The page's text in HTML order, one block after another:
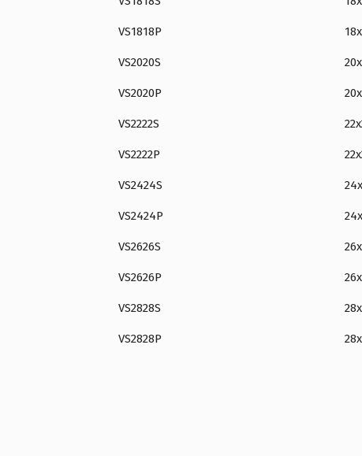
VS1818P
VS2020S
VS2020P
VS2222S
VS2222P
VS2424S
VS2424P
VS2626S
VS2626P
VS2828S
VS2828P